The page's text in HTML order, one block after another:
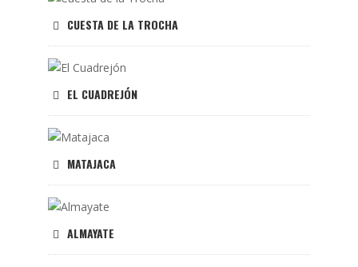
CUESTA DE LA TROCHA
EL CUADREJÓN
MATAJACA
ALMAYATE